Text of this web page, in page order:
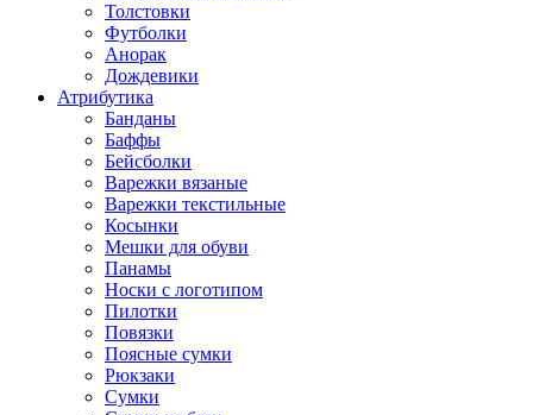
Толстовки
Футболки
Анорак
Дождевики
Атрибутика
Банданы
Баффы
Бейсболки
Варежки вязаные
Варежки текстильные
Косынки
Мешки для обуви
Панамы
Носки с логотипом
Пилотки
Повязки
Поясные сумки
Рюкзаки
Сумки